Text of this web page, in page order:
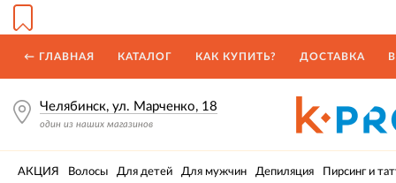
← ГЛАВНАЯ КАТАЛОГ КАК КУПИТЬ? ДОСТАВКА
Челябинск, ул. Марченко, 18
один из наших магазинов
АКЦИЯ Волосы Для детей Для мужчин Депиляция Пирсинг и